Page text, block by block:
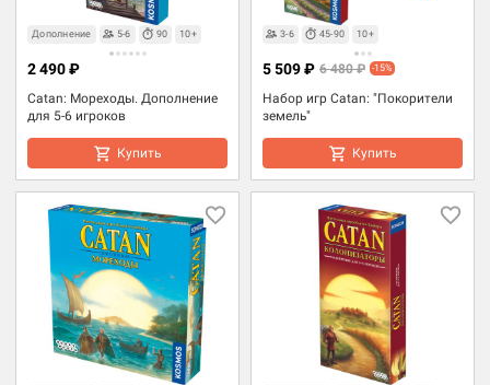
Дополнение 5-6 90 10+
Catan: Мореходы. Дополнение
для 5-6 игроков
2 490 ₽
Купить
3-6 45-90 10+
Набор игр Catan: "Покорители
земель"
5 509 ₽ 6 480 ₽ -15%
Купить